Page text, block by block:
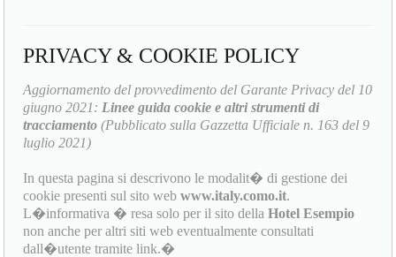
PRIVACY & COOKIE POLICY
Aggiornamento del provvedimento del Garante Privacy del 10
giugno 2021: Linee guida cookie e altri strumenti di
tracciamento (Pubblicato sulla Gazzetta Ufficiale n. 163 del 9
luglio 2021)
In questa pagina si descrivono le modalit� di gestione dei
cookie presenti sul sito webwww.italy.como.it.
L�informativa � resa solo per il sito dellaHotel Esempio
non anche per altri siti web eventualmente consultati
dall�utente tramite link.�